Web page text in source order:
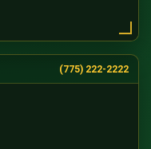
(775) 222-2222